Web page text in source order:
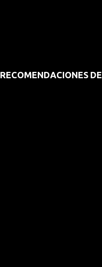
RECOMENDACIONES